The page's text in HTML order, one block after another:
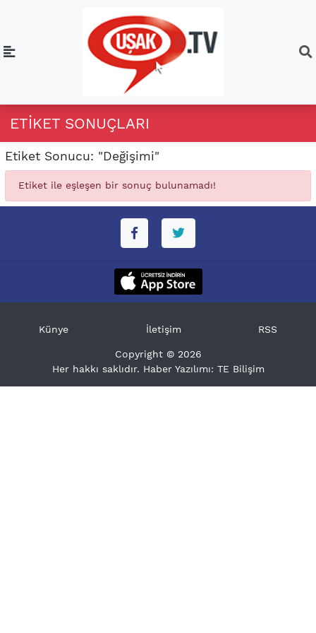
ETIKET SONUÇLARI
Etiket Sonucu: "Değişimi"
Etiket ile eşleşen bir sonuç bulunamadı!
Künye İletişim RSS
Copyright © 2026
Her hakkı saklıdır. Haber Yazılımı: TE Bilişim